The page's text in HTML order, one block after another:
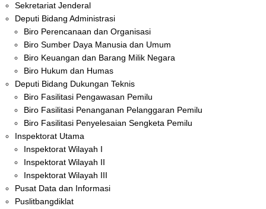
Sekretariat Jenderal
Deputi Bidang Administrasi
Biro Perencanaan dan Organisasi
Biro Sumber Daya Manusia dan Umum
Biro Keuangan dan Barang Milik Negara
Biro Hukum dan Humas
Deputi Bidang Dukungan Teknis
Biro Fasilitasi Pengawasan Pemilu
Biro Fasilitasi Penanganan Pelanggaran Pemilu
Biro Fasilitasi Penyelesaian Sengketa Pemilu
Inspektorat Utama
Inspektorat Wilayah I
Inspektorat Wilayah II
Inspektorat Wilayah III
Pusat Data dan Informasi
Puslitbangdiklat